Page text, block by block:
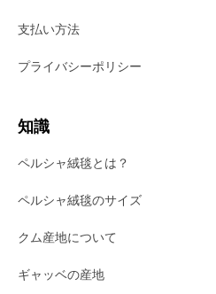
支払い方法
プライバシーポリシー
知識
ペルシャ絨毯とは？
ペルシャ絨毯のサイズ
クム産地について
ギャッベの産地